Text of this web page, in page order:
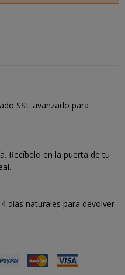
SSL avanzado para
Recíbelo en la puerta de tu
días naturales para devolver